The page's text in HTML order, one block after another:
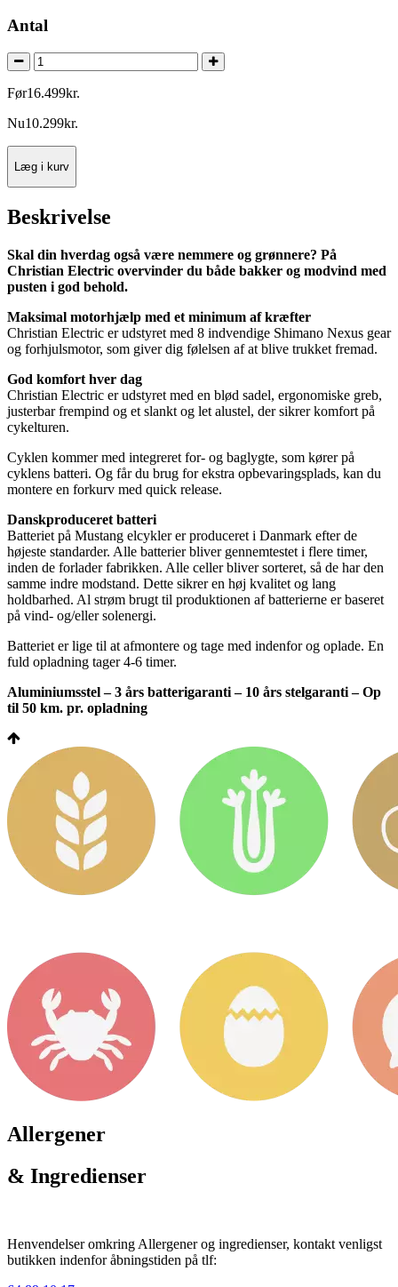
Antal
Før16.499kr.
Nu10.299kr.
Læg i kurv
Beskrivelse
Skal din hverdag også være nemmere og grønnere? På
Christian Electric overvinder du både bakker og modvind med
pusten i god behold.
Maksimal motorhjælp med et minimum af kræfter
Christian Electric er udstyret med 8 indvendige Shimano Nexus gear
og forhjulsmotor, som giver dig følelsen af at blive trukket fremad.
God komfort hver dag
Christian Electric er udstyret med en blød sadel, ergonomiske greb,
justerbar frempind og et slankt og let alustel, der sikrer komfort på
cykelturen.
Cyklen kommer med integreret for- og baglygte, som kører på
cyklens batteri. Og får du brug for ekstra opbevaringsplads, kan du
montere en forkurv med quick release.
Danskproduceret batteri
Batteriet på Mustang elcykler er produceret i Danmark efter de
højeste standarder. Alle batterier bliver gennemtestet i flere timer,
inden de forlader fabrikken. Alle celler bliver sorteret, så de har den
samme indre modstand. Dette sikrer en høj kvalitet og lang
holdbarhed. Al strøm brugt til produktionen af batterierne er baseret
på vind- og/eller solenergi.
Batteriet er lige til at afmontere og tage med indenfor og oplade. En
fuld opladning tager 4-6 timer.
Aluminiumsstel – 3 års batterigaranti – 10 års stelgaranti – Op
til 50 km. pr. opladning
Allergener
& Ingredienser
Henvendelser omkring Allergener og ingredienser, kontakt venligst
butikken indenfor åbningstiden på tlf: